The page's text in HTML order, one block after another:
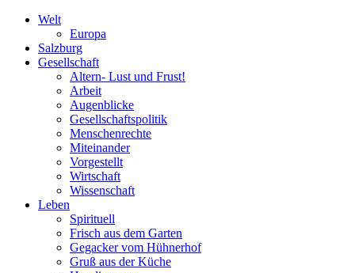
Welt
Europa
Salzburg
Gesellschaft
Altern- Lust und Frust!
Arbeit
Augenblicke
Gesellschaftspolitik
Menschenrechte
Miteinander
Vorgestellt
Wirtschaft
Wissenschaft
Leben
Spirituell
Frisch aus dem Garten
Gegacker vom Hühnerhof
Gruß aus der Küche